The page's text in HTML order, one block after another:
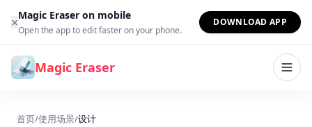
跳到内容
×Magic Eraser on mobile
Open the app to edit faster on your phone.
DOWNLOAD APP
Magic Eraser
首页/使用场景/设计